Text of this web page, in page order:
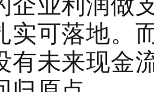
实可落地。
有未来现金